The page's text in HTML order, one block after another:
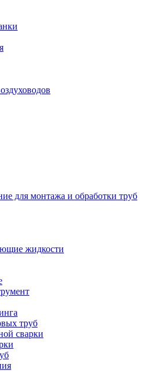
для монтажа и обработки труб
жидкости
труб
сварки